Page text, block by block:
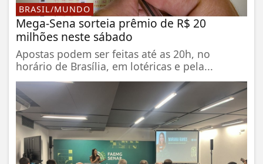
BRASIL/MUNDO
Mega-Sena sorteia prêmio de R$ 20
milhões neste sábado
Apostas podem ser feitas até as 20h, no
horário de Brasília, em lotéricas e pela...